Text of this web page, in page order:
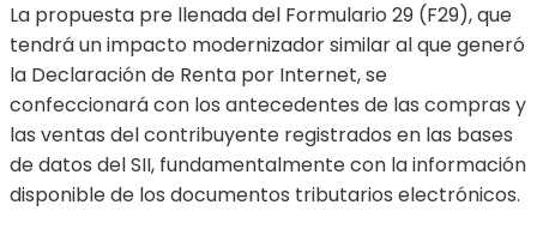
La propuesta pre llenada del Formulario 29 (F29), que
tendrá un impacto modernizador similar al que generó
la Declaración de Renta por Internet, se
confeccionará con los antecedentes de las compras y
las ventas del contribuyente registrados en las bases
de datos del SII, fundamentalmente con la información
disponible de los documentos tributarios electrónicos.